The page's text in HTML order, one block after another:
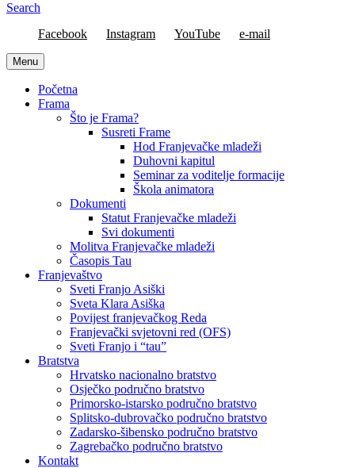
Search
Facebook
Instagram YouTube e-mail
Menu
Početna
Frama
Što je Frama?
Susreti Frame
Hod Franjevačke mladeži
Duhovni kapitul
Seminar za voditelje formacije
Škola animatora
Dokumenti
Statut Franjevačke mladeži
Svi dokumenti
Molitva Franjevačke mladeži
Časopis Tau
Franjevaštvo
Sveti Franjo Asiški
Sveta Klara Asiška
Povijest franjevačkog Reda
Franjevački svjetovni red (OFS)
Sveti Franjo i “tau”
Bratstva
Hrvatsko nacionalno bratstvo
Osječko područno bratstvo
Primorsko-istarsko područno bratstvo
Splitsko-dubrovačko područno bratstvo
Zadarsko-šibensko područno bratstvo
Zagrebačko područno bratstvo
Kontakt